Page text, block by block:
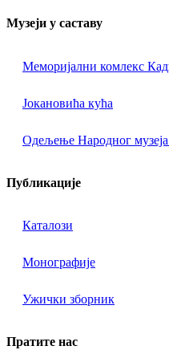
Музеји у саставу
Меморијални комлекс
Јокановића кућа
Oдељење Народног
Публикације
Каталози
Монографије
Ужички зборник
Пратите нас